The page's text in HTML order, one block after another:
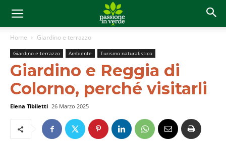
Home Giardino e terrazzo
Giardino e terrazzo Ambiente Turismo naturalistico
Giardino e Reggia di
Colorno, perché visitarli
Elena Tibiletti 26 Marzo 2025